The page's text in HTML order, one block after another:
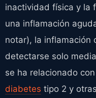
inactividad física y la
una inflamación
notar), la inflamación
detectarse solo
se ha relacionado
diabetes tipo 2 y